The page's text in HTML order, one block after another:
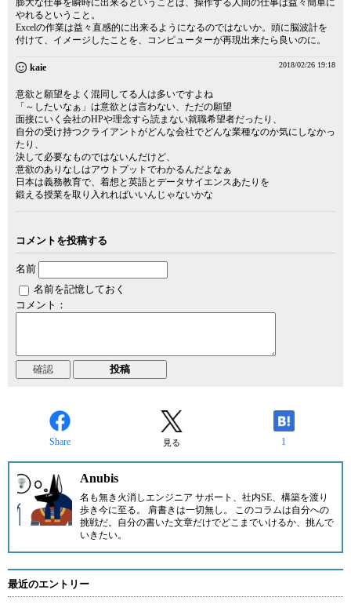
膨大な仕事を瞬時に出来るということは、操作する人間の仕事は益々簡単に
やれるということ。
Excelの作業は益々直感的に出来るようになるのではないか。頭に脳波計を
付けて、イメージしたことを、コンピューターが再現出来たら良いのに。
kaie 2018/02/26 19:18
意欲と願望をよく混同してる人は多いですよね
「～したいなぁ」は意欲とは言わない、ただの願望
面接にいく会社のHPや理念すら読まない就職希望者だったり、
自分の受け持つクライアントがどんな会社でどんな業種なのか気にしなかっ
たり、
決して必要なものではないんだけど、
意欲のありなしはアウトプットでわかるんだよなぁ
日本は義務教育で、着想と英語とデータサイエンスあたりを
鍛える授業を取り入れればいいんじゃないかな
コメントを投稿する
名前
名前を記憶しておく
コメント：
Share 見る 1
Anubis
名も無き火消しエンジニア サポート、社内SE、構築を渡り
歩き今に至る。 肩書きは一切無し。 このコラムは自分への
挑戦だ。自分の書いた文章だけでどこまでいけるか、挑んで
いきたい。
最近のエントリー